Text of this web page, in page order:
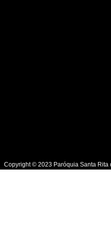
Copyright © 2023 Paróquia Santa Rita